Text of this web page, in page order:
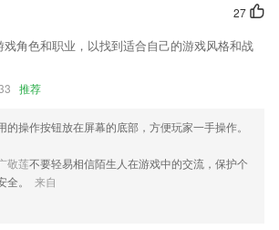
n1app初中英语人教版点读软件ai日语n2官方版英
听力爱语言app
软件优势
出现的单词以及相关字替换,让您贯彻了解句型以
唐诗宋词、散文小说等，贴心精选适合0至12岁
，高清好音质更适合家长和小朋友们。
，将你历史的错题在线统计，便于帮你在线进行
27
戏角色和职业，以找到适合自己的游戏风格和战
推荐
的操作按钮放在屏幕的底部，方便玩家一手操作。
敬莲不要轻易相信陌生人在游戏中的交流，保护个
。
来自